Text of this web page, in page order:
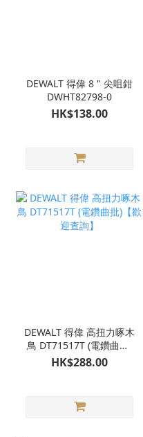
DEWALT 得偉 8 " 尖咀鉗
DWHT82798-0
HK$138.00
DEWALT 得偉 高扭力啄木
鳥 DT71517T (電鑽曲批)
【歡迎查詢】
HK$288.00